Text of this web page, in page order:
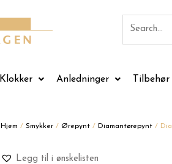
Klokker Anledninger Tilbehør
Hjem / Smykker / Ørepynt / Diamantørepynt /
Legg til i ønskelisten